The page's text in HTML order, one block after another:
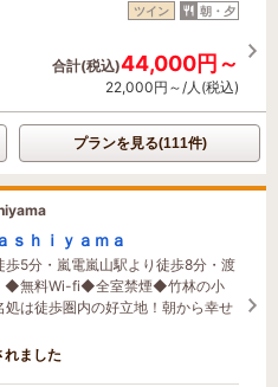
ツイン 朝・夕
合計(税込)44,000円～
22,000円～/人(税込)
プランを見る(111件)
ｓｈｉｙａｍａ
歩5分・嵐電嵐山駅より徒歩8分・渡
◆無料Wi-fi◆全室禁煙◆竹林の小
処は徒歩圏内の好立地！朝から幸せ
れました